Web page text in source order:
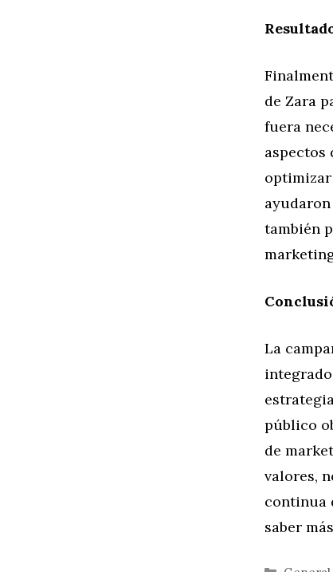
de Zara
fuera
aspectos
también
La
público
de
valores,
continua
saber